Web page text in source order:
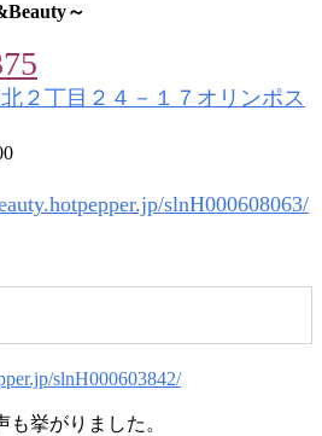
～
２丁目２４－１７オリンポス
slnH000608063/
slnH000603842/
も挙がりました。